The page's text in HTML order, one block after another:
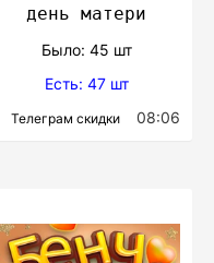
день матери
Было: 45 шт
Есть: 47 шт
Телеграм скидки 08:06